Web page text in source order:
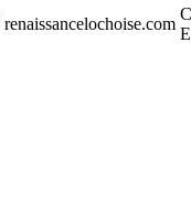
renaissancelochoise.com